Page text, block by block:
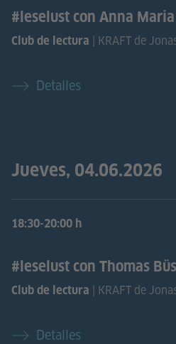
#leselust con Anna
Club de lectura | KRAFT de
Detalles
Jueves, 04.06.2026
18:30-20:00 h
#leselust con Thomas
Club de lectura | KRAFT de
Detalles